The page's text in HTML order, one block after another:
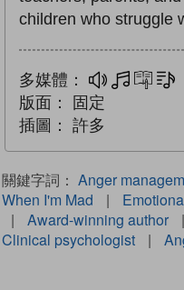
children who struggle
多媒體： 多媒體
互
版面：
固定
插圖：
許多
關鍵字詞： Anger
When I'm Mad
|
|
Award-winning author |
Clinical psychologist
|